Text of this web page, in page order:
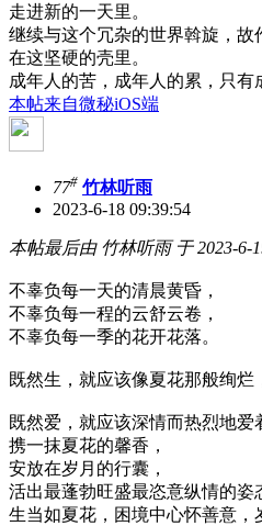
走进新的一天里。
继续与这个冗杂的世界斡旋，
在这坚硬的壳里。
成年人的苦，成年人的累，只有
本帖来自微秘iOS端
77# 竹林听雨
2023-6-18 09:39:54
本帖最后由 竹林听雨 于 2023-6-
不辜负每一天的清晨黄昏，
不辜负每一程的云舒云卷，
不辜负每一季的花开花落。
既然生，就应该像夏花那般绚烂
既然爱，就应该深情而热烈地爱
携一抹夏花的馨香，
安放在岁月的行囊，
活出最蓬勃旺盛最恣意纵情的姿
生当如夏花，困境中心怀善意，